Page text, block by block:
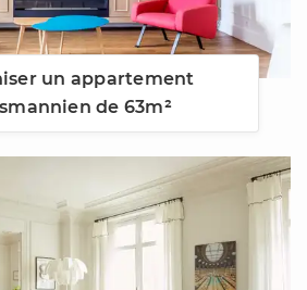
un appartement
de 63m²